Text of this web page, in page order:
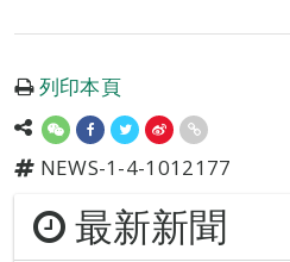
列印本頁
NEWS-1-4-1012177
最新新聞